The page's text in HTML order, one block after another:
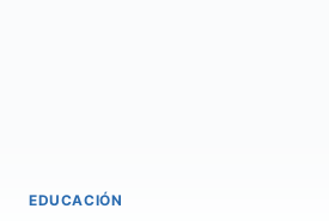
EDUCACIÓN